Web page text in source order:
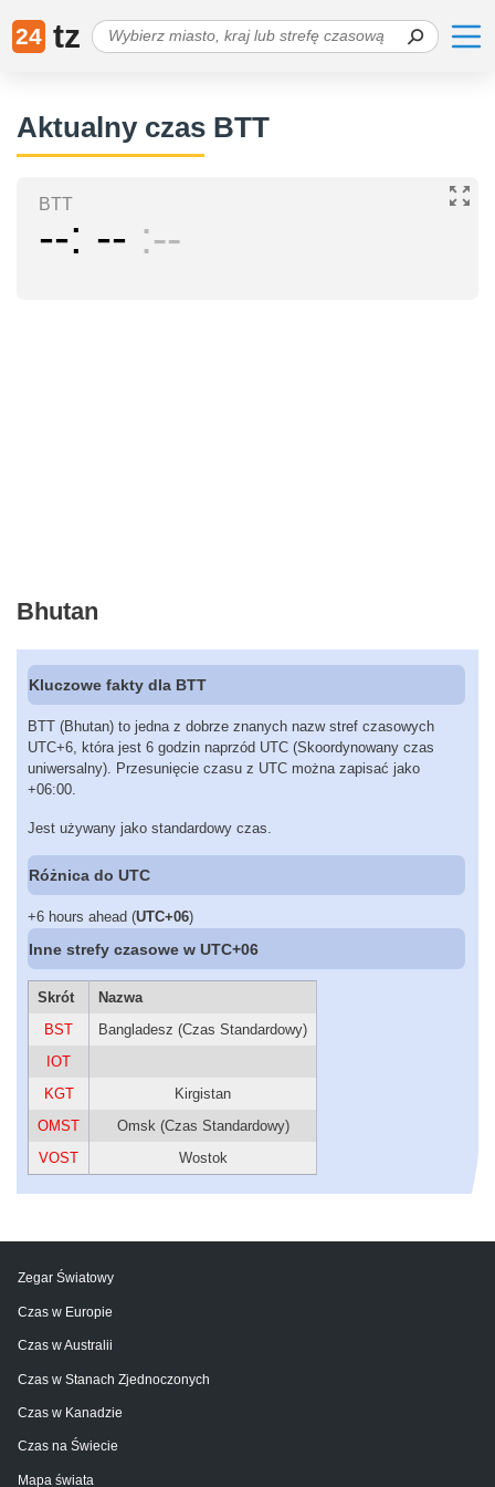
24 tz
Aktualny czas BTT
BTT
-- -- --
Bhutan
Kluczowe fakty dla BTT
BTT (Bhutan) to jedna z dobrze znanych nazw stref czasowych
UTC+6, która jest 6 godzin naprzód UTC (Skoordynowany czas
uniwersalny). Przesunięcie czasu z UTC można zapisać jako
+06:00.
Jest używany jako standardowy czas.
Różnica do UTC
+6 hours ahead (UTC+06)
Inne strefy czasowe w UTC+06
Skrót
Nazwa
BST
Bangladesz (Czas Standardowy)
IOT
KGT
Kirgistan
OMST
Omsk (Czas Standardowy)
VOST
Wostok
Zegar Światowy
Czas w Europie
Czas w Australii
Czas w Stanach Zjednoczonych
Czas w Kanadzie
Czas na Świecie
Mapa świata